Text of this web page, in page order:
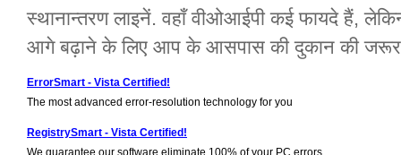
स्थानान्तरण लाइनें. वहाँ वीओआईपी कई फायदे हैं,
आगे बढ़ाने के लिए आप के आसपास की दुकान की
ErrorSmart - Vista Certified!
The most advanced error-resolution technology for you
RegistrySmart - Vista Certified!
We guarantee our software eliminate 100% of your PC errors